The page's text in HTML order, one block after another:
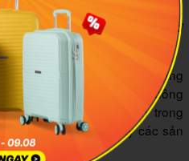
Mall, 101 Tôn Dật Tiên,
Thành phố Hồ Chí Minh.
Giờ
đẹp ở Sài Gòn mà còn mang
miệng, vừa đẹp mắt. Không
từ nước Pháp. Bên trong
cùng nơi trưng bày các sản